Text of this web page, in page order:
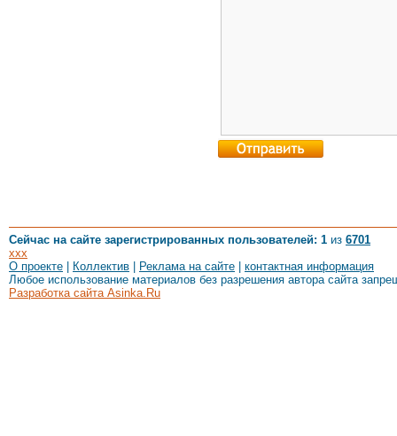
Сейчас на сайте зарегистрированных пользователей: 1 из 6701
xxx
О проекте
Коллектив Реклама на сайте
контактная информация
Любое использование материалов без разрешения автора сайта
Разработка сайта Asinka.Ru